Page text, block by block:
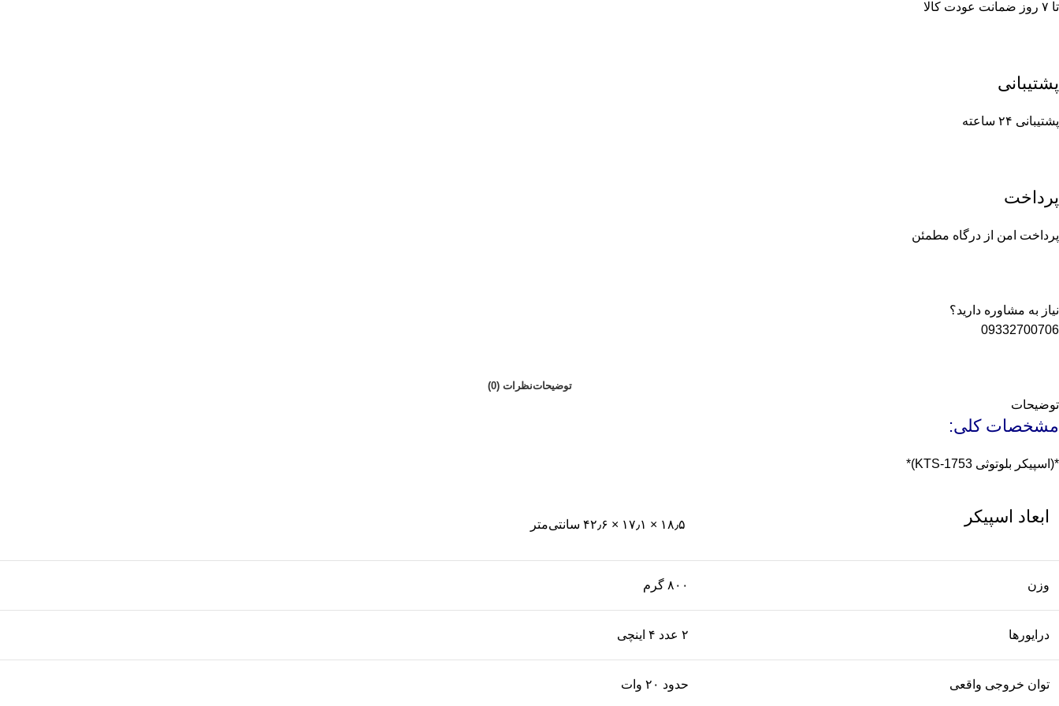
تا ۷ روز ضمانت عودت کالا
پشتیبانی
پشتیبانی ۲۴ ساعته
پرداخت
پرداخت امن از درگاه مطمئن
نیاز به مشاوره دارید؟
09332700706
توضیحاتنظرات (0)
توضیحات
مشخصات کلی:
*(اسپیکر بلوتوثی KTS-1753)*
ابعاد اسپیکر
وزن ۸۰۰ گرم
درایورها ۲ عدد ۴ اینچی
توان خروجی واقعی حدود ۲۰ وات